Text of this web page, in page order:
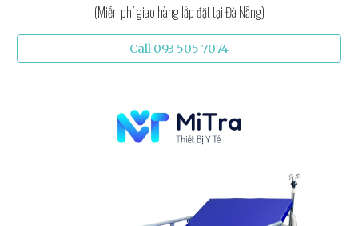
(Miễn phí giao hàng lắp đặt tại Đà Nẵng)
Call 093 505 7074